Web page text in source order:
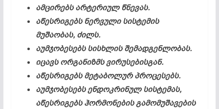
ამცირებს არტერიულ წნევას.
აწესრიგებს ნერვული სისტემის
მუშაობას, ძილს.
აუმჯობესებს სისხლის შემადგენლობას.
იცავს ორგანიზმს ვირუსებისგან.
აწესრიგებს მეტაბოლურ პროცესებს.
აუმჯობესებს ენდოკრინულ სისტემას,
აწესრიგებს ჰორმონების გამომუშავების